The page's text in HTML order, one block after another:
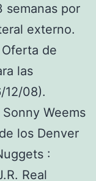
semanas por
externo.
Oferta de
las
12/08).
Weems
los Denver
:
Real